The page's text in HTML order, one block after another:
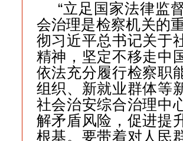
“立足国家法律监
会治理是检察机关的
彻习近平总书记关于
精神，坚定不移走中
依法充分履行检察职
组织、新就业群体等
社会治安综合治理中
解矛盾风险，促进提
根基。要带着对人民